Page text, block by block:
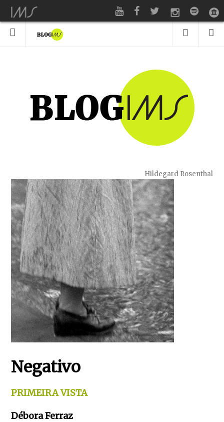
Hildegard Rosenthal
Negativo
PRIMEIRA VISTA
Débora Ferraz